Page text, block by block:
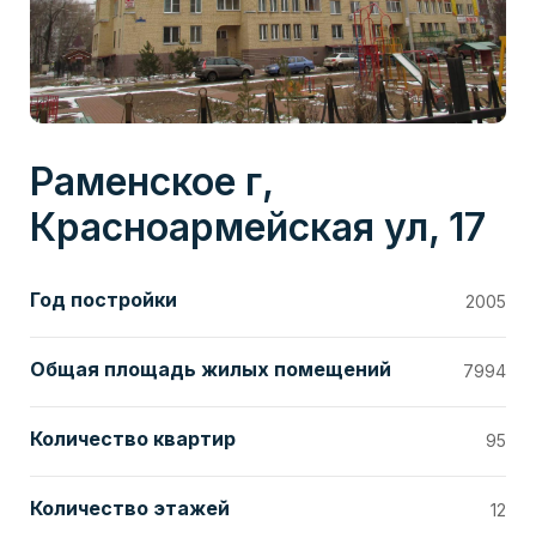
Раменское г,
Красноармейская ул, 17
Год постройки 2005
Общая площадь жилых помещений 7994
Количество квартир 95
Количество этажей 12